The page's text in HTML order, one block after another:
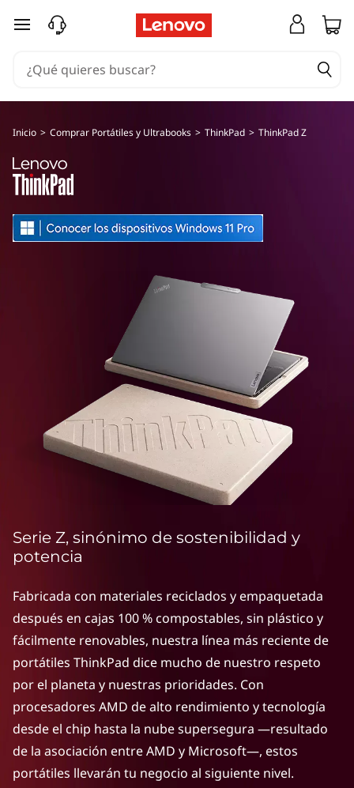
T
k
P
a
a
p
o
p
Ir al contenido principal
Inicio > Comprar Portátiles y Ultrabooks > ThinkPad > ThinkPad Z
Serie Z, sinónimo de sostenibilidad y
potencia
Fabricada con materiales reciclados y empaquetada
después en cajas 100 % compostables, sin plástico y
fácilmente renovables, nuestra línea más reciente de
portátiles ThinkPad dice mucho de nuestro respeto
por el planeta y nuestras prioridades. Con
procesadores AMD de alto rendimiento y tecnología
desde el chip hasta la nube supersegura —resultado
de la asociación entre AMD y Microsoft—, estos
portátiles llevarán tu negocio al siguiente nivel.